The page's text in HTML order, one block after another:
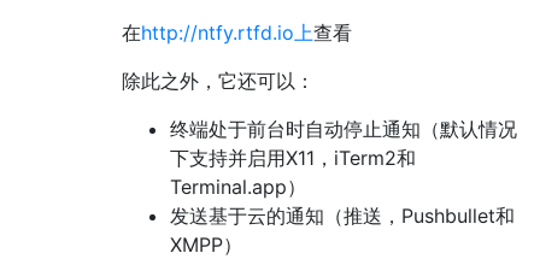
在http://ntfy.rtfd.io上查看
除此之外，它还可以：
终端处于前台时自动停止通知（默认情况
下支持并启用X11，iTerm2和
Terminal.app）
发送基于云的通知（推送，Pushbullet和
XMPP）